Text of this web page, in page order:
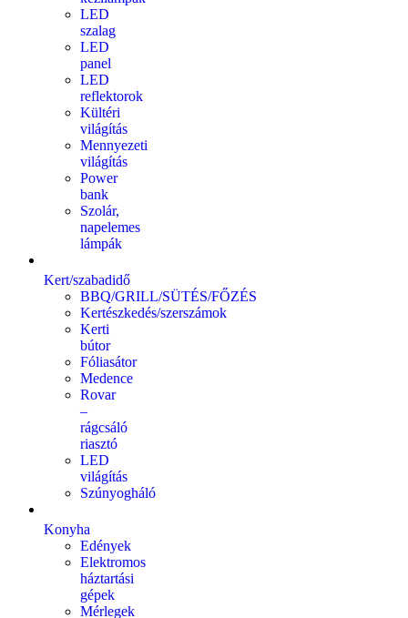
LED
szalag
LED
panel
LED
reflektorok
Kültéri
világítás
Mennyezeti
világítás
Power
bank
Szolár,
napelemes
lámpák
Kert/szabadidő
BBQ/GRILL/SÜTÉS/FŐZÉS
Kertészkedés/szerszámok
Kerti
bútor
Fóliasátor
Medence
Rovar
–
rágcsáló
riasztó
LED
világítás
Szúnyogháló
Konyha
Edények
Elektromos
háztartási
gépek
Mérlegek